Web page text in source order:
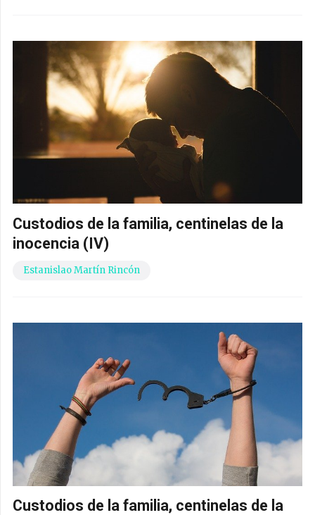
Custodios de la familia, centinelas de la
inocencia (IV)
Estanislao Martín Rincón
Custodios de la familia, centinelas de la